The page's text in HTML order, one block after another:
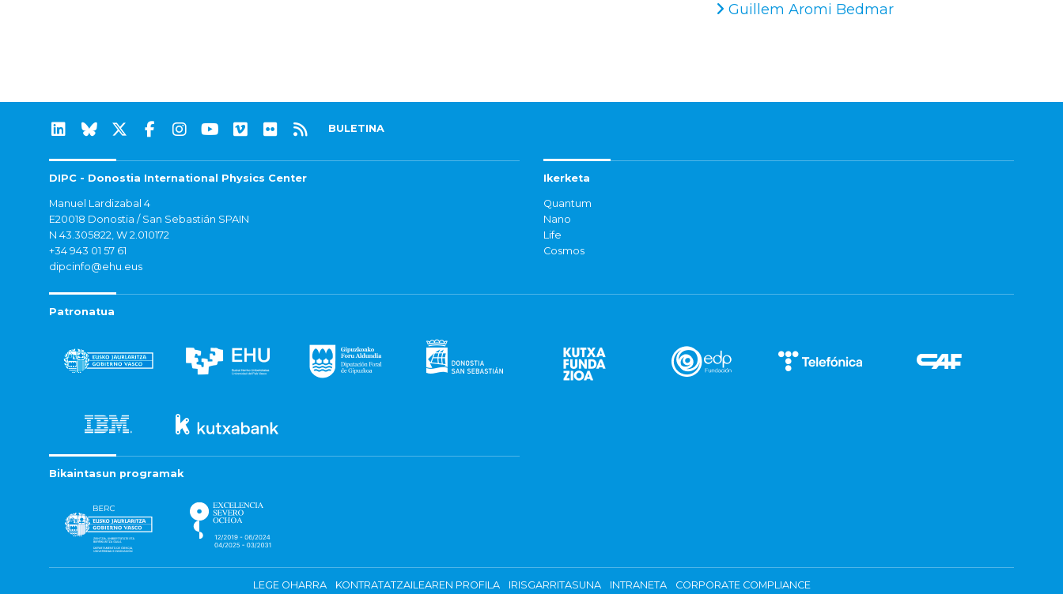
Guillem Aromi Bedmar
BULETINA
DIPC - Donostia International Physics Center
Manuel Lardizabal 4
E20018 Donostia / San Sebastián SPAIN
N 43.305822, W 2.010172
+34 943 01 57 61
dipcinfo@ehu.eus
Ikerketa
Quantum
Nano
Life
Cosmos
Patronatua
Bikaintasun programak
LEGE OHARRA KONTRATATZAILEAREN PROFILA IRISGARRITASUNA INTRANETA CORPORATE COMPLIANCE